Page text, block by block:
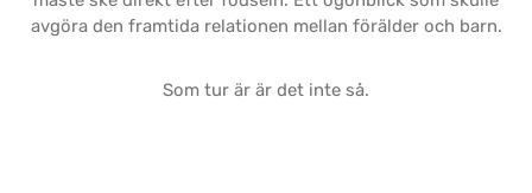
avgöra den framtida relationen mellan förälder och barn.
Som tur är är det inte så.